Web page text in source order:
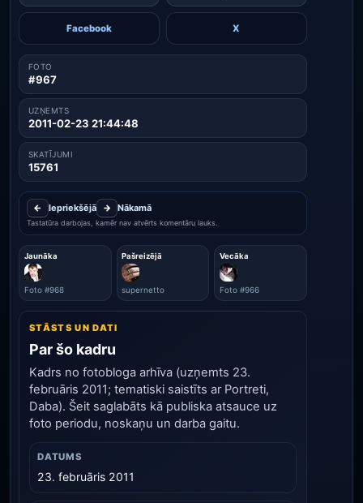
Facebook X
FOTO
#967
UZŅEMTS
2011-02-23 21:44:48
SKATĪJUMI
15761
← Iepriekšējā → Nākamā
Tastatūra darbojas, kamēr nav atvērts komentāru lauks.
Jaunāka
Foto #968
Pašreizējā
supernetto
Vecāka
Foto #966
STĀSTS UN DATI
Par šo kadru
Kadrs no fotobloga arhīva (uzņemts 23.
februāris 2011; tematiski saistīts ar Portreti,
Daba). Šeit saglabāts kā publiska atsauce uz
foto periodu, noskaņu un darba gaitu.
DATUMS
23. februāris 2011